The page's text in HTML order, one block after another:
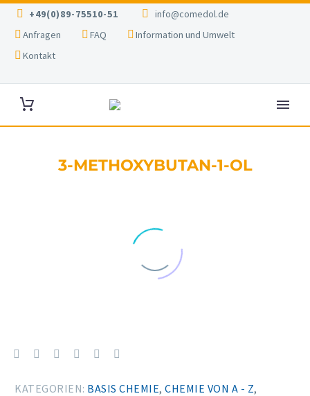
+49(0)89-75510-51
info@comedol.de
Anfragen
FAQ
Information und Umwelt
Kontakt
3-METHOXYBUTAN-1-OL
KATEGORIEN: BASIS CHEMIE, CHEMIE VON A - Z,